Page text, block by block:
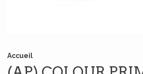
Accueil